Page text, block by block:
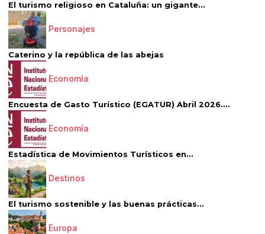
El turismo religioso en Cataluña: un gigante...
Personajes
Caterino y la república de las abejas
Economía
Encuesta de Gasto Turístico (EGATUR) Abril 2026....
Economía
Estadística de Movimientos Turísticos en...
Destinos
El turismo sostenible y las buenas prácticas...
Europa